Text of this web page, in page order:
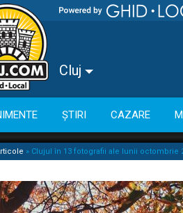
Cluj
ȘTIRI CAZARE
» Clujul în 13 fotografii ale lunii octombrie